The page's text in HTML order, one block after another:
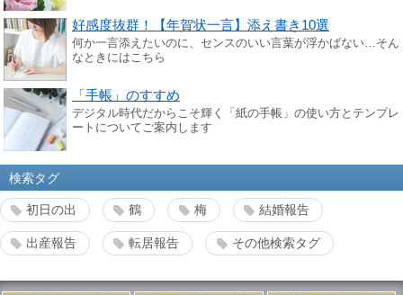
好感度抜群！【年賀状一言】添え書き10選
何か一言添えたいのに、センスのいい言葉が浮かばない…そん
なときにはこちら
「手帳」のすすめ
デジタル時代だからこそ輝く「紙の手帳」の使い方とテンプレ
ートについてご案内します
検索タグ
初日の出 鶴 梅 結婚報告
出産報告 転居報告 その他検索タグ